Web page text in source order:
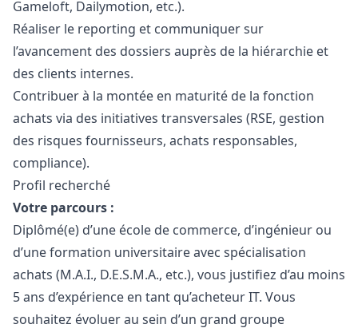
Gameloft, Dailymotion, etc.).
Réaliser le reporting et communiquer sur
l’avancement des dossiers auprès de la hiérarchie et
des clients internes.
Contribuer à la montée en maturité de la fonction
achats via des initiatives transversales (RSE, gestion
des risques fournisseurs, achats responsables,
compliance).
Profil recherché
Votre parcours :
Diplômé(e) d’une école de commerce, d’ingénieur ou
d’une formation universitaire avec spécialisation
achats (M.A.I., D.E.S.M.A., etc.), vous justifiez d’au moins
5 ans d’expérience en tant qu’acheteur IT. Vous
souhaitez évoluer au sein d’un grand groupe